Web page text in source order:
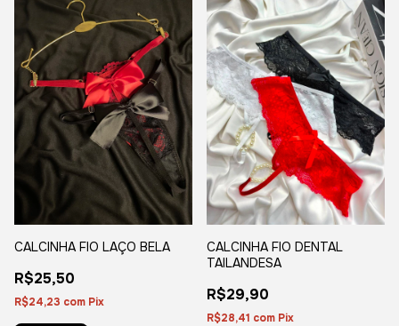
CALCINHA FIO LAÇO BELA
R$25,50
R$24,23 com Pix
CALCINHA FIO DENTAL
TAILANDESA
R$29,90
R$28,41 com Pix